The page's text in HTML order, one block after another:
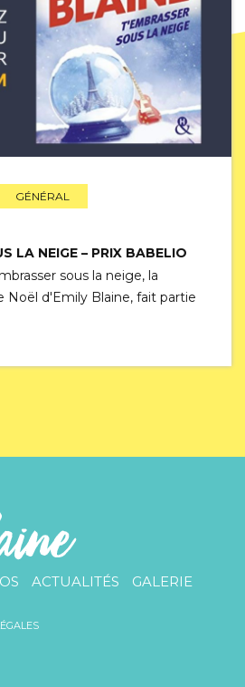
GÉNÉRAL
LA NEIGE – PRIX BABELIO
sous la neige, la
Noël d'Emily Blaine, fait partie
ACTUALITÉS
GALERIE